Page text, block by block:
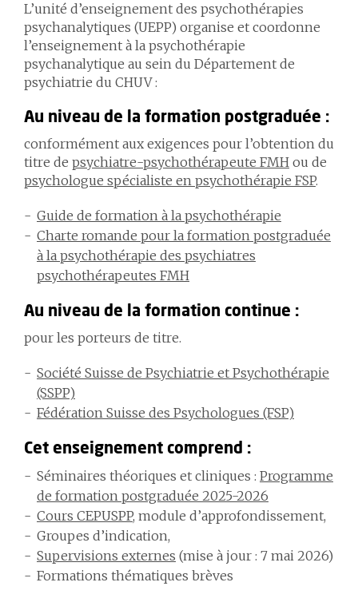
L’unité d’enseignement des psychothérapies
psychanalytiques (UEPP) organise et coordonne
l’enseignement à la psychothérapie
psychanalytique au sein du Département de
psychiatrie du CHUV :
Au niveau de la formation postgraduée :
conformément aux exigences pour l’obtention du
titre de psychiatre-psychothérapeute FMH ou de
psychologue spécialiste en psychothérapie FSP.
Guide de formation à la psychothérapie
Charte romande pour la formation postgraduée
à la psychothérapie des psychiatres
psychothérapeutes FMH
Au niveau de la formation continue :
pour les porteurs de titre.
Société Suisse de Psychiatrie et Psychothérapie
(SSPP)
Fédération Suisse des Psychologues (FSP)
Cet enseignement comprend :
Séminaires théoriques et cliniques : Programme
de formation postgraduée 2025-2026
Cours CEPUSPP, module d’approfondissement,
Groupes d’indication,
Supervisions externes (mise à jour : 7 mai 2026)
Formations thématiques brèves